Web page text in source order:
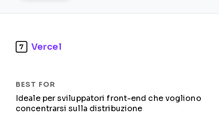
7 Vercel
Ideale per sviluppatori front-end che vogliono
concentrarsi sulla distribuzione